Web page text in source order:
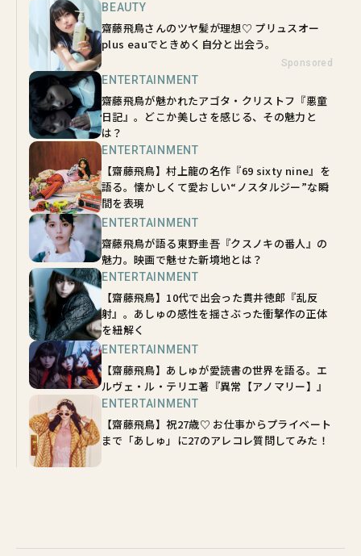
BEAUTY
齋藤飛鳥さんのツヤ髪が理想♡ プリュスオー
plus eauでときめく自分と出会う。
Sponsored
ENTERTAINMENT
齋藤飛鳥が魅かれたアゴタ・クリストフ『悪童
日記』。どこか美しさを感じる、その魅力と
は？
ENTERTAINMENT
【齋藤飛鳥】村上龍の名作『69 sixty nine』を
語る。懐かしくて愛おしい“ノスタルジー”な瞬
間を表現
ENTERTAINMENT
齋藤飛鳥が語る東野圭吾『クスノキの番人』の
魅力。映画で魅せた新境地とは？
ENTERTAINMENT
【齋藤飛鳥】10代で出会った貫井徳郎『乱反
射』。あしゅの感性を揺さぶった衝撃作の正体
を紐解く
ENTERTAINMENT
【齋藤飛鳥】あしゅが愛読書の世界を語る。エ
ルヴェ・ル・テリエ著『異常【アノマリー】』
ENTERTAINMENT
【齋藤飛鳥】祝27歳♡ お仕事からプライベート
まで「あしゅ」に27のアレコレ質問してみた！